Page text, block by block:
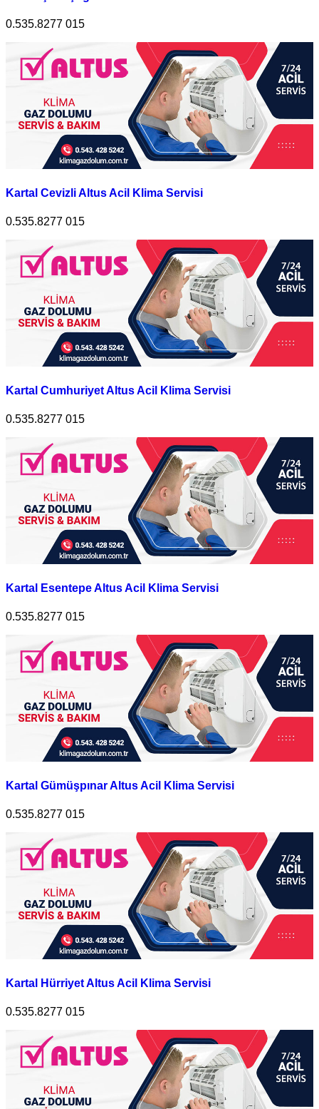
0.535.8277 015
Kartal Cevizli Altus Acil Klima Servisi
0.535.8277 015
Kartal Cumhuriyet Altus Acil Klima Servisi
0.535.8277 015
Kartal Esentepe Altus Acil Klima Servisi
0.535.8277 015
Kartal Gümüşpınar Altus Acil Klima Servisi
0.535.8277 015
Kartal Hürriyet Altus Acil Klima Servisi
0.535.8277 015